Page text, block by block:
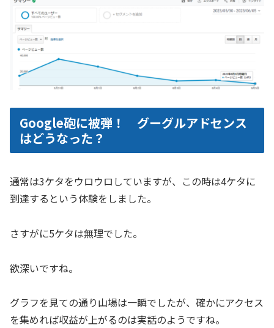
Google砲に被弾！ グーグルアドセンス
はどうなった？
通常は3ケタをウロウロしていますが、この時は4ケタに
到達するという体験をしました。
さすがに5ケタは無理でした。
欲深いですね。
グラフを見ての通り山場は一瞬でしたが、確かにアクセス
を集めれば収益が上がるのは実話のようですね。